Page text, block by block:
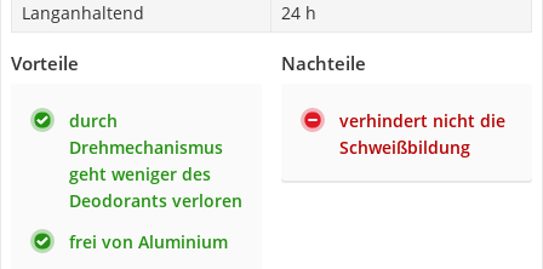
Langanhaltend
24 h
Vorteile
durch
Drehmechanismus
geht weniger des
Deodorants verloren
frei von Aluminium
Nachteile
verhindert nicht die
Schweißbildung